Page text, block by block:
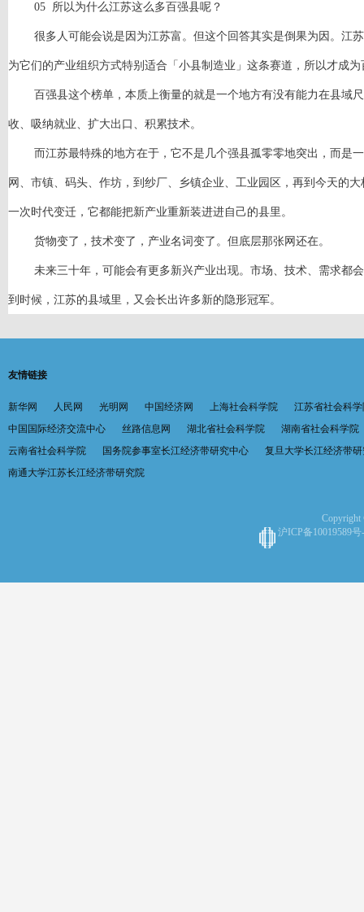
05 所以为什么江苏这么多百强县呢？
很多人可能会说是因为江苏富。但这个回答其实是倒果为因。江
为它们的产业组织方式特别适合「小县制造业」这条赛道，所以才成为
百强县这个榜单，本质上衡量的就是一个地方有没有能力在县域
收、吸纳就业、扩大出口、积累技术。
而江苏最特殊的地方在于，它不是几个强县孤零零地突出，而是
网、市镇、码头、作坊，到纱厂、乡镇企业、工业园区，再到今天的
一次时代变迁，它都能把新产业重新装进进自己的县里。
货物变了，技术变了，产业名词变了。但底层那张网还在。
未来三十年，可能会有更多新兴产业出现。市场、技术、需求都
到时候，江苏的县域里，又会长出许多新的隐形冠军。
友情链接
新华网 人民网 光明网 中国经济网 上海社会科学院
江苏省社会科
中国国际经济交流中心
丝路信息网 湖北省社会科学院
湖南省社会科学院
云南省社会科学院
国务院参事室长江经济带研究中心
复旦大学长江经济带
南通大学江苏长江经济带研究院
Copyright
沪ICP备10019589